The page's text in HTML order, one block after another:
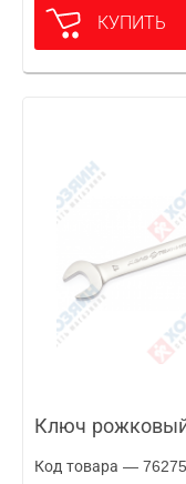
КУПИТЬ
Ключ
Код товара —